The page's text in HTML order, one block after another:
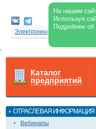
На нашем
Используя
Подробнее
Электронная версия
Каталог
предприятий
ОТРАСЛЕВАЯ ИНФОРМАЦИЯ
Вебинары